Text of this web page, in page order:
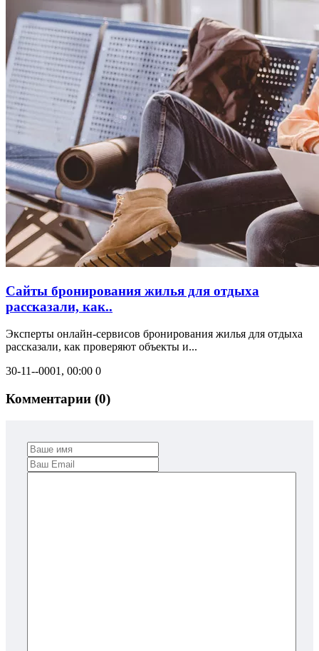
Сайты бронирования жилья для отдыха
рассказали, как..
Эксперты онлайн-сервисов бронирования жилья для отдыха
рассказали, как проверяют объекты и...
30-11--0001, 00:00 0
Комментарии (0)